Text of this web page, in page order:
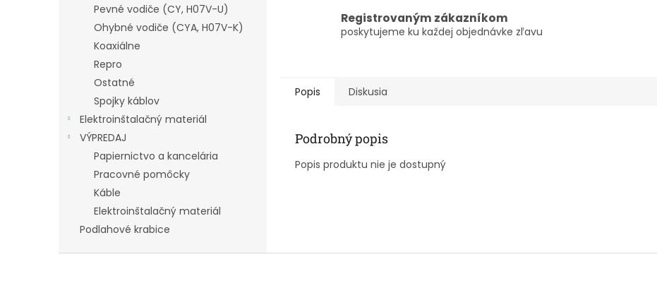
Pevné vodiče (CY, H07V-U)
Ohybné vodiče (CYA, H07V-K)
Koaxiálne
Repro
Ostatné
Spojky káblov
Elektroinštalačný materiál
VÝPREDAJ
Papiernictvo a kancelária
Pracovné pomôcky
Káble
Elektroinštalačný materiál
Podlahové krabice
Registrovaným zákazníkom
poskytujeme ku každej objednávke zľavu
Popis Diskusia
Podrobný popis
Popis produktu nie je dostupný